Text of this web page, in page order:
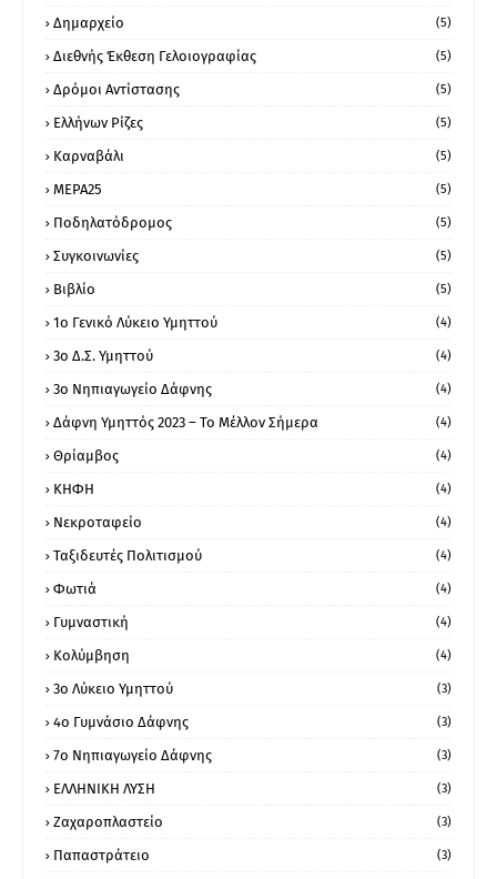
Δημαρχείο (5)
Διεθνής Έκθεση Γελοιογραφίας (5)
Δρόμοι Αντίστασης (5)
Ελλήνων Ρίζες (5)
Καρναβάλι (5)
ΜΕΡΑ25 (5)
Ποδηλατόδρομος (5)
Συγκοινωνίες (5)
Βιβλίο (5)
1ο Γενικό Λύκειο Υμηττού (4)
3ο Δ.Σ. Υμηττού (4)
3ο Νηπιαγωγείο Δάφνης (4)
Δάφνη Υμηττός 2023 – Το Μέλλον Σήμερα (4)
Θρίαμβος (4)
ΚΗΦΗ (4)
Νεκροταφείο (4)
Ταξιδευτές Πολιτισμού (4)
Φωτιά (4)
Γυμναστική (4)
Κολύμβηση (4)
3ο Λύκειο Υμηττού (3)
4ο Γυμνάσιο Δάφνης (3)
7ο Νηπιαγωγείο Δάφνης (3)
ΕΛΛΗΝΙΚΗ ΛΥΣΗ (3)
Ζαχαροπλαστείο (3)
Παπαστράτειο (3)